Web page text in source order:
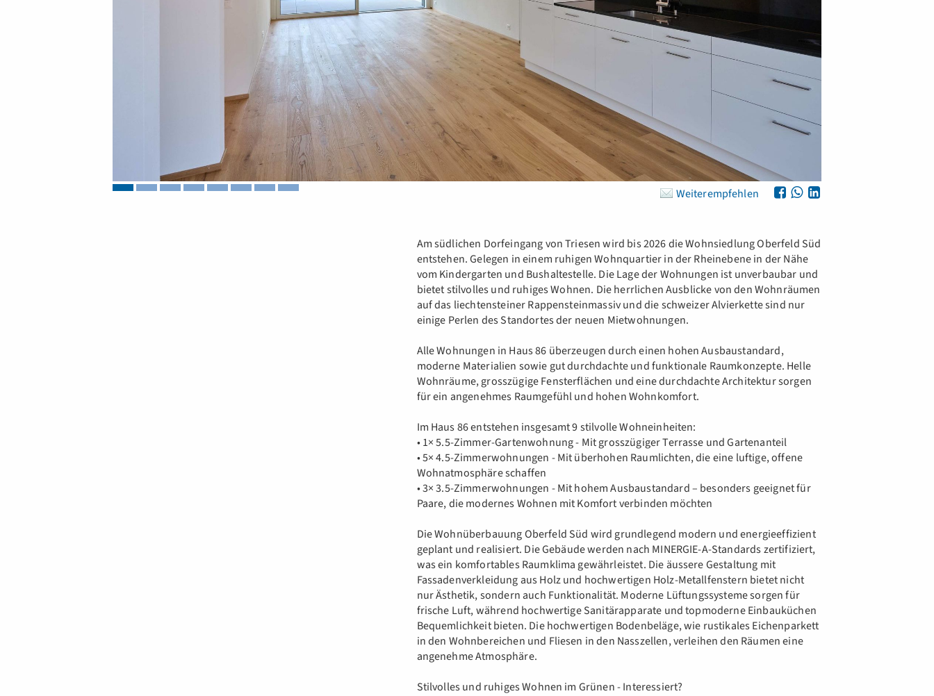
Weiterempfehlen
Am südlichen Dorfeingang von Triesen wird bis 2026 die Wohnsiedlung Oberfeld Süd
entstehen. Gelegen in einem ruhigen Wohnquartier in der Rheinebene in der Nähe
vom Kindergarten und Bushaltestelle. Die Lage der Wohnungen ist unverbaubar und
bietet stilvolles und ruhiges Wohnen. Die herrlichen Ausblicke von den Wohnräumen
auf das liechtensteiner Rappensteinmassiv und die schweizer Alvierkette sind nur
einige Perlen des Standortes der neuen Mietwohnungen.
Alle Wohnungen in Haus 86 überzeugen durch einen hohen Ausbaustandard,
moderne Materialien sowie gut durchdachte und funktionale Raumkonzepte. Helle
Wohnräume, grosszügige Fensterflächen und eine durchdachte Architektur sorgen
für ein angenehmes Raumgefühl und hohen Wohnkomfort.
Im Haus 86 entstehen insgesamt 9 stilvolle Wohneinheiten:
• 1× 5.5-Zimmer-Gartenwohnung - Mit grosszügiger Terrasse und Gartenanteil
• 5× 4.5-Zimmerwohnungen - Mit überhohen Raumlichten, die eine luftige, offene
Wohnatmosphäre schaffen
• 3× 3.5-Zimmerwohnungen - Mit hohem Ausbaustandard – besonders geeignet für
Paare, die modernes Wohnen mit Komfort verbinden möchten
Die Wohnüberbauung Oberfeld Süd wird grundlegend modern und energieeffizient
geplant und realisiert. Die Gebäude werden nach MINERGIE-A-Standards zertifiziert,
was ein komfortables Raumklima gewährleistet. Die äussere Gestaltung mit
Fassadenverkleidung aus Holz und hochwertigen Holz-Metallfenstern bietet nicht
nur Ästhetik, sondern auch Funktionalität. Moderne Lüftungssysteme sorgen für
frische Luft, während hochwertige Sanitärapparate und topmoderne Einbauküchen
Bequemlichkeit bieten. Die hochwertigen Bodenbeläge, wie rustikales Eichenparkett
in den Wohnbereichen und Fliesen in den Nasszellen, verleihen den Räumen eine
angenehme Atmosphäre.
Stilvolles und ruhiges Wohnen im Grünen - Interessiert?